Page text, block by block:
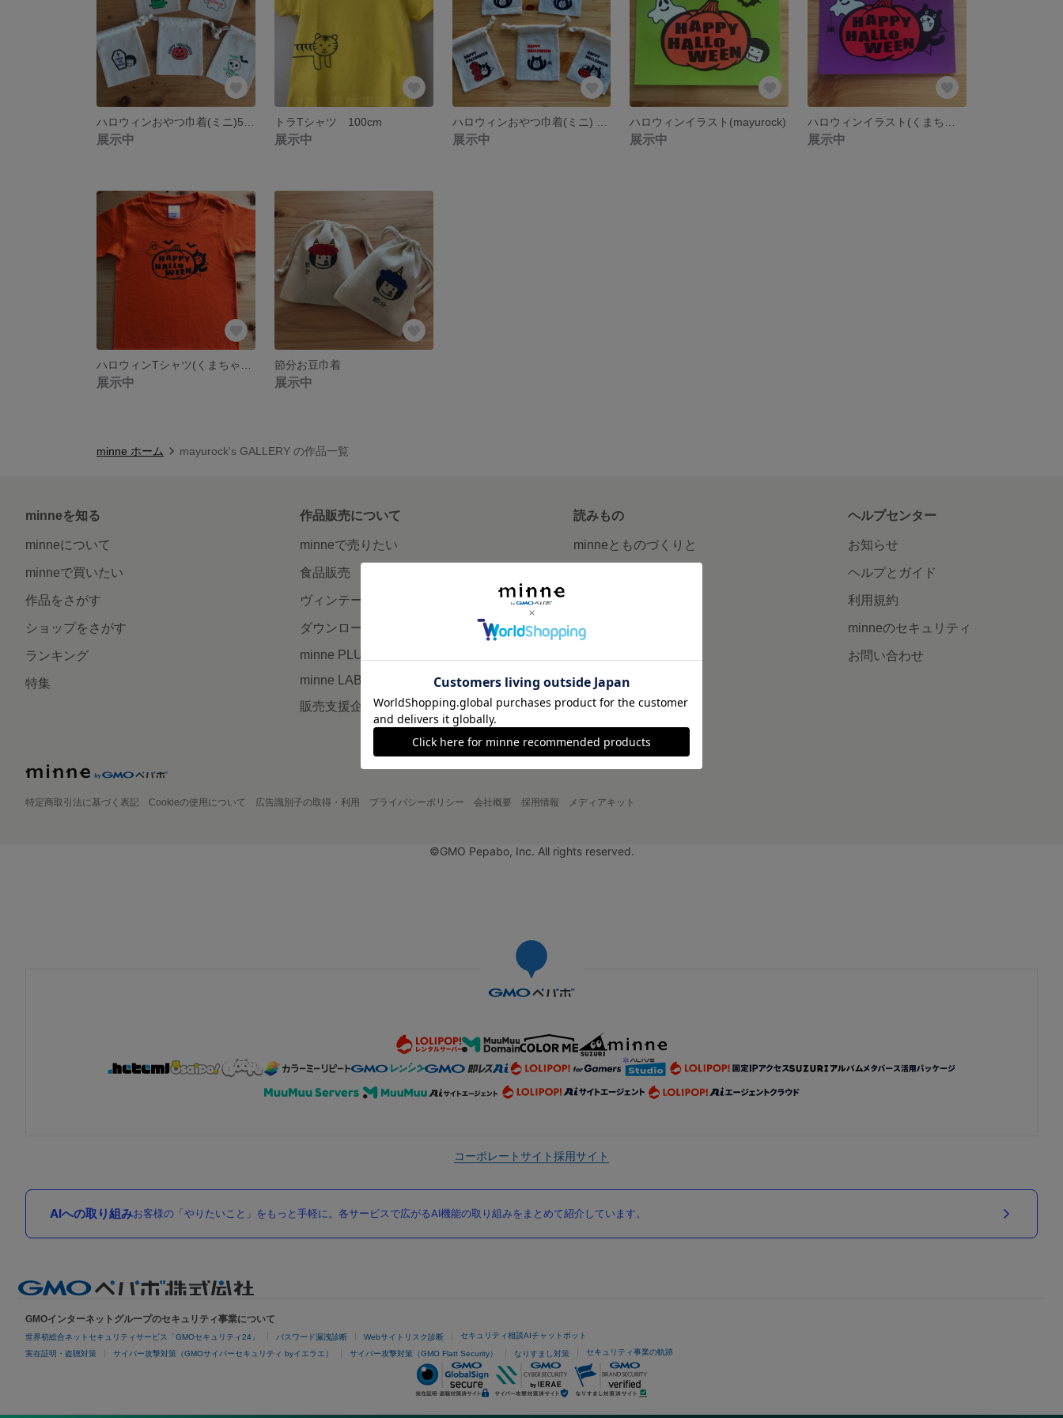
展示中
トラTシャツ 100cm
展示中 展示中
ハロウィンイラスト(mayurock)
展示中 展示中
展示中
節分お豆巾着
展示中
minne ホーム mayurock's GALLERY の作品一覧
minneを知る
minneについて
minneで買いたい
作品をさがす
ショップをさがす
ランキング
特集
作品販売について
minneで売りたい
食品販売
ヴィンテージ販売
ダウンロード販売
minne PLUS
minne LAB
販売支援企画・イベント
読みもの
minneとものづくりと
minneの本
広告出稿について
ヘルプセンター
お知らせ
ヘルプとガイド
利用規約
minneのセキュリティ
お問い合わせ
特定商取引法に基づく表記 Cookieの使用について 広告識別子の取得・利用 プライバシーポリシー 会社概要 採用情報 メディアキット
©GMO Pepabo, Inc. All rights reserved.
コーポレートサイト採用サイト
AIへの取り組みお客様の「やりたいこと」をもっと手軽に。各サービスで広がるAI機能の取り組みをまとめて紹介しています。
GMOインターネットグループのセキュリティ事業について
世界初総合ネットセキュリティサービス「GMOセキュリティ24」 パスワード漏洩診断 Webサイトリスク診断 セキュリティ相談AIチャットボット
実在証明・盗聴対策 サイバー攻撃対策（GMOサイバーセキュリティ byイエラエ） サイバー攻撃対策（GMO Flatt Security） なりすまし対策 セキュリティ事業の軌跡